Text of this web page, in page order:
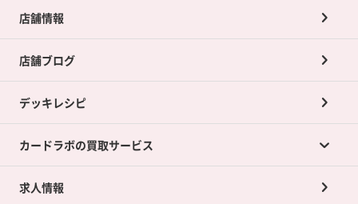
店舗情報
店舗ブログ
デッキレシピ
カードラボの買取サービス
カードラボの買取サービスTOP
求人情報